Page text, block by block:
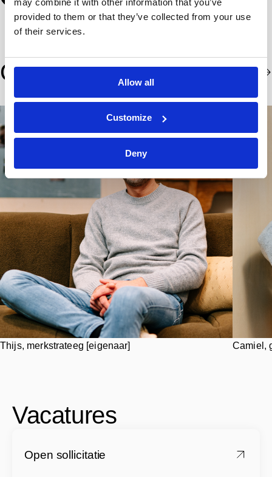
provided to them or that they’ve collected from your use
of their services.
Allow all
Customize
Deny
Ons team
Thijs, merkstrateeg [eigenaar] Camiel,
Vacatures
Open sollicitatie